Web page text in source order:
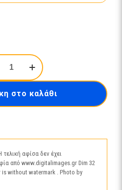
στο καλάθι
τελική αφίσα δεν έχει
από www.digitalimages.gr Dim 32
is without watermark . Photo by